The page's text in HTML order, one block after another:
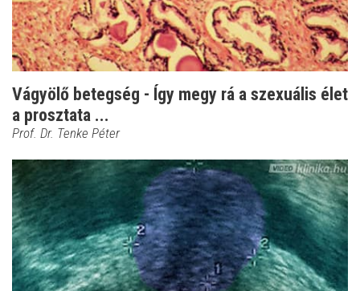
Vágyölő betegség - Így megy rá a szexuális élet
a prosztata ...
Prof. Dr. Tenke Péter